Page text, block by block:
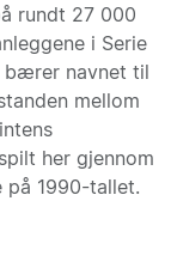
rundt 27 000
i Serie
bærer navnet til
mellom
her gjennom
på 1990-tallet.